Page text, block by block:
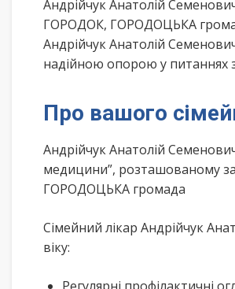
Андрійчук Анатолій
ГОРОДОК, ГОРОДОЦЬКА
Андрійчук Анатолій
надійною опорою у питаннях
Про вашого
Андрійчук Анатолій
медицини”, розташованому
ГОРОДОЦЬКА громада
Сімейний лікар Андрійчук
віку: